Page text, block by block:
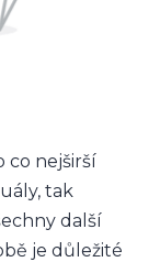
co nejširší
tak
další
je důležité